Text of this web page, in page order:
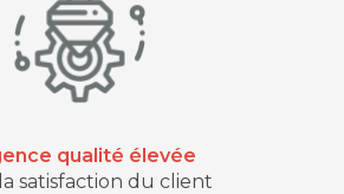
qualité élevée
satisfaction du client